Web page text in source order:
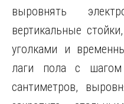
выровнять
вертикальные
уголками и
лаги пола с шагом
сантиметров,